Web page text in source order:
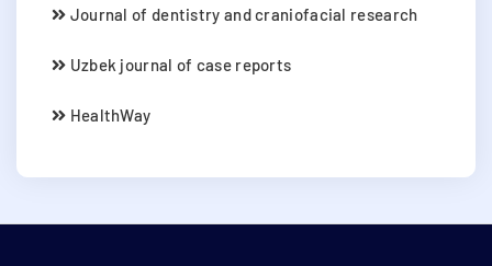
Journal of dentistry and craniofacial research
Uzbek journal of case reports
HealthWay